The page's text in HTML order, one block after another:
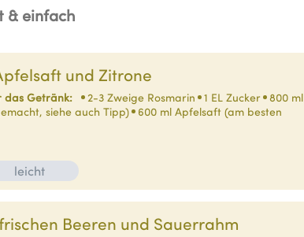
& einfach
und Zitrone
das Getränk: 2-3 Zweige Rosmarin 1 EL Zucker
800 ml
siehe auch Tipp)
600 ml Apfelsaft (am besten
leicht
Beeren und Sauerrahm